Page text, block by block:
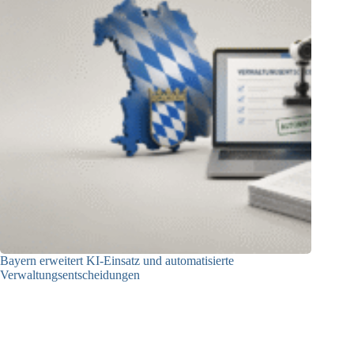
Bayern erweitert KI-Einsatz und automatisierte
Verwaltungsentscheidungen